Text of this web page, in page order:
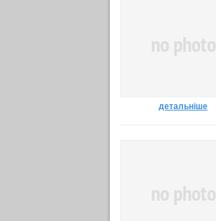
no photo
детальніше
no photo